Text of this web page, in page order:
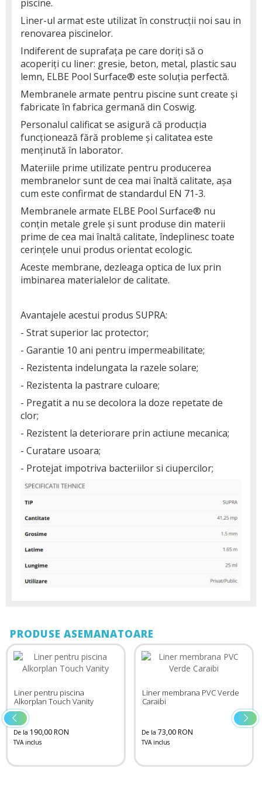
piscine.
Liner-ul armat este utilizat în construcții noi sau in
renovarea piscinelor.
Indiferent de suprafața pe care doriți să o
acoperiți cu liner: gresie, beton, metal, plastic sau
lemn, ELBE Pool Surface® este soluția perfectă.
Membranele armate pentru piscine sunt create și
fabricate în fabrica germană din Coswig.
Personalul calificat se asigură că producția
funcționează fără probleme și calitatea este
menținută în laborator.
Materiile prime utilizate pentru producerea
membranelor sunt de cea mai înaltă calitate, așa
cum este confirmat de standardul EN 71-3.
Membranele armate ELBE Pool Surface® nu
conțin metale grele și sunt produse din materii
prime de cea mai înaltă calitate, îndeplinesc toate
cerințele unui produs orientat ecologic.
Aceste membrane, dezleaga optica de lux prin
imbinarea materialelor de calitate.
Avantajele acestui produs SUPRA:
- Strat superior lac protector;
- Garantie 10 ani pentru impermeabilitate;
- Rezistenta indelungata la razele solare;
- Rezistenta la pastrare culoare;
- Pregatit a nu se decolora la doze repetate de
clor;
- Rezistent la deteriorare prin actiune mecanica;
- Curatare usoara;
- Protejat impotriva bacteriilor si ciupercilor;
PRODUSE ASEMANATOARE
Liner pentru piscina
Alkorplan Touch Vanity
De la 190,00 RON
TVA inclus
Liner membrana PVC Verde
Caraibi
De la 73,00 RON
TVA inclus